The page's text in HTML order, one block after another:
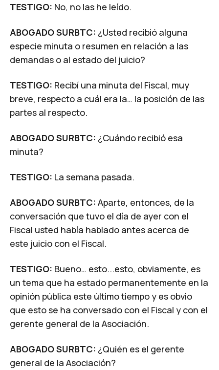
TESTIGO: No, no las he leído.
ABOGADO SURBTC: ¿Usted recibió alguna
especie minuta o resumen en relación a las
demandas o al estado del juicio?
TESTIGO: Recibí una minuta del Fiscal, muy
breve, respecto a cuál era la… la posición de las
partes al respecto.
ABOGADO SURBTC: ¿Cuándo recibió esa
minuta?
TESTIGO: La semana pasada.
ABOGADO SURBTC: Aparte, entonces, de la
conversación que tuvo el día de ayer con el
Fiscal usted había hablado antes acerca de
este juicio con el Fiscal.
TESTIGO: Bueno… esto...esto, obviamente, es
un tema que ha estado permanentemente en la
opinión pública este último tiempo y es obvio
que esto se ha conversado con el Fiscal y con el
gerente general de la Asociación.
ABOGADO SURBTC: ¿Quién es el gerente
general de la Asociación?